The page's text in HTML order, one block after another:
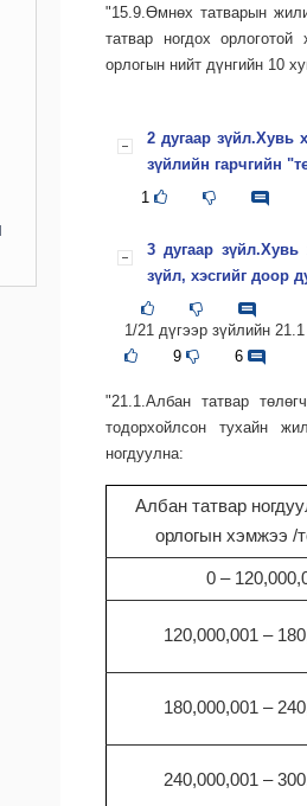
"15.9.Өмнөх татварын
татвар ногдох
орлогын нийт дүнгийн 10
2 дугаар зүйл.Хувь
зүйлийн гарчгийн
1
3 дугаар
зүйл, хэсгийг доор
1/21 дүгээр зүйлийн
9
6
"21.1.Албан татвар
тодорхойлсон тухайн
ногдуулна:
Албан татвар
орлогын хэмжээ /
0 –
120,000,001 –
180,000,001 –
240,000,001 –